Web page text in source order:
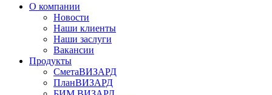
О компании
Новости
Наши клиенты
Наши заслуги
Вакансии
Продукты
СметаВИЗАРД
ПланВИЗАРД